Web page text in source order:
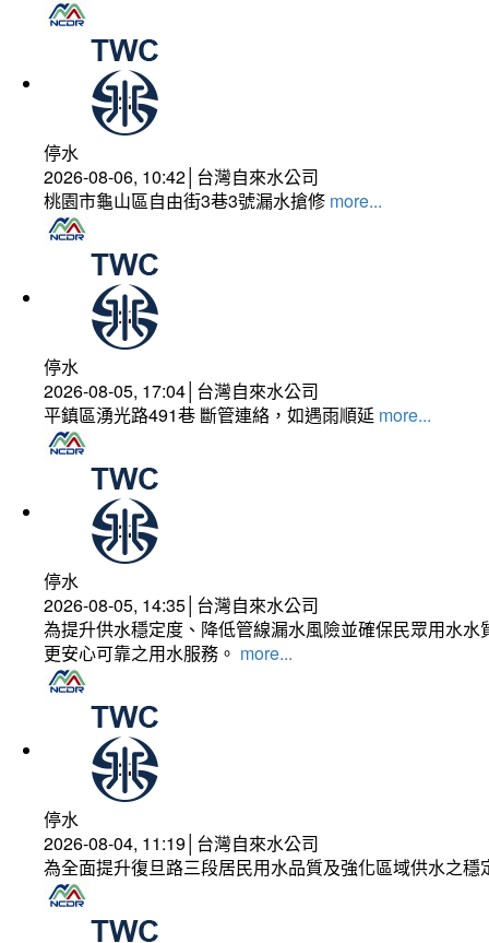
停水
2026-08-06, 10:42│台灣自來水公司
桃園市龜山區自由街3巷3號漏水搶修 more...
停水
2026-08-05, 17:04│台灣自來水公司
平鎮區湧光路491巷 斷管連絡，如遇雨順延 more...
停水
2026-08-05, 14:35│台灣自來水公司
為提升供水穩定度、降低管線漏水風險並確保民眾用水
更安心可靠之用水服務。 more...
停水
2026-08-04, 11:19│台灣自來水公司
為全面提升復旦路三段居民用水品質及強化區域供水之